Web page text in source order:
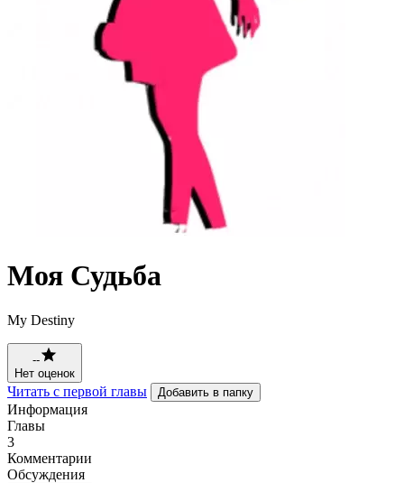
Моя Судьба
My Destiny
--
Нет оценок
Читать с первой главы Добавить в папку
Информация
Главы
3
Комментарии
Обсуждения